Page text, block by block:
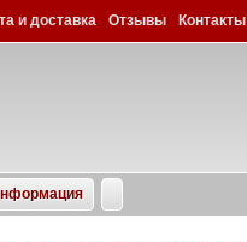
и доставка Отзывы Контакты